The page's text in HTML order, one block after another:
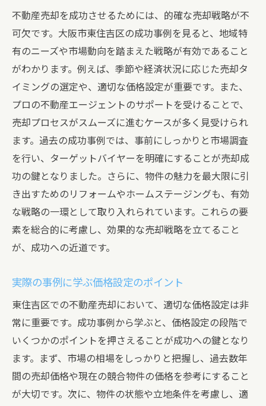
不動産売却を成功させるためには、的確な売却戦略が不
可欠です。大阪市東住吉区の成功事例を見ると、地域特
有のニーズや市場動向を踏まえた戦略が有効であること
がわかります。例えば、季節や経済状況に応じた売却タ
イミングの選定や、適切な価格設定が重要です。また、
プロの不動産エージェントのサポートを受けることで、
売却プロセスがスムーズに進むケースが多く見受けられ
ます。過去の成功事例では、事前にしっかりと市場調査
を行い、ターゲットバイヤーを明確にすることが売却成
功の鍵となりました。さらに、物件の魅力を最大限に引
き出すためのリフォームやホームステージングも、有効
な戦略の一環として取り入れられています。これらの要
素を総合的に考慮し、効果的な売却戦略を立てること
が、成功への近道です。
実際の事例に学ぶ価格設定のポイント
東住吉区での不動産売却において、適切な価格設定は非
常に重要です。成功事例から学ぶと、価格設定の段階で
いくつかのポイントを押さえることが成功への鍵となり
ます。まず、市場の相場をしっかりと把握し、過去数年
間の売却価格や現在の競合物件の価格を参考にすること
が大切です。次に、物件の状態や立地条件を考慮し、適